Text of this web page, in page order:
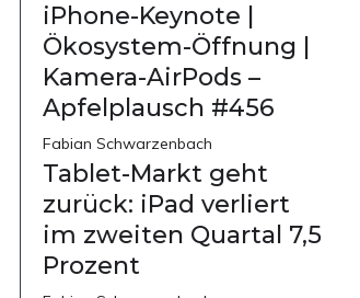
iPhone-Keynote |
Ökosystem-Öffnung |
Kamera-AirPods –
Apfelplausch #456
Fabian Schwarzenbach
Tablet-Markt geht
zurück: iPad verliert
im zweiten Quartal 7,5
Prozent